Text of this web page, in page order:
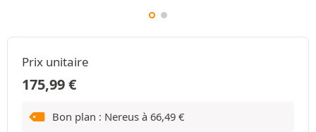
Prix unitaire
175,99€
Bon plan : Nereus à 66,49 €